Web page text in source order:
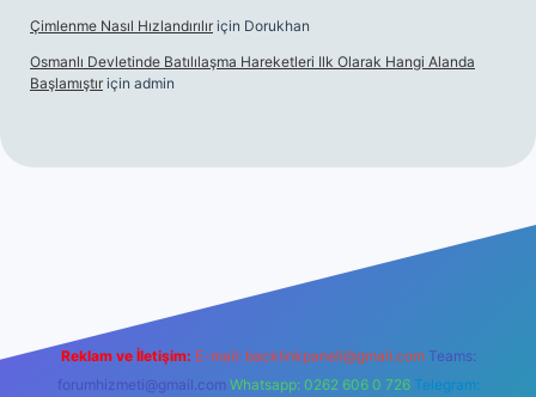
Çimlenme Nasıl Hızlandırılır için Dorukhan
Osmanlı Devletinde Batılılaşma Hareketleri Ilk Olarak Hangi Alanda
Başlamıştır için admin
Reklam ve İletişim: E-mail: backlinkpaneli@gmail.com Teams:
forumhizmeti@gmail.com Whatsapp: 0262 606 0 726 Telegram: